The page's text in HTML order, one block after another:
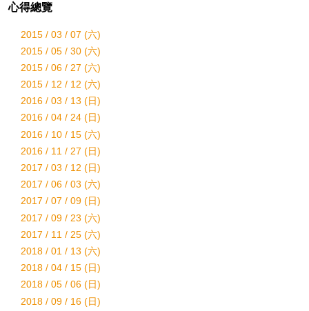
心得總覽
2015 / 03 / 07 (六)
2015 / 05 / 30 (六)
2015 / 06 / 27 (六)
2015 / 12 / 12 (六)
2016 / 03 / 13 (日)
2016 / 04 / 24 (日)
2016 / 10 / 15 (六)
2016 / 11 / 27 (日)
2017 / 03 / 12 (日)
2017 / 06 / 03 (六)
2017 / 07 / 09 (日)
2017 / 09 / 23 (六)
2017 / 11 / 25 (六)
2018 / 01 / 13 (六)
2018 / 04 / 15 (日)
2018 / 05 / 06 (日)
2018 / 09 / 16 (日)